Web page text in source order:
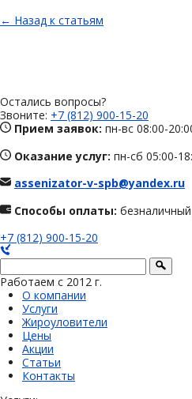
← Назад к статьям
Остались вопросы?
Звоните: +7 (812) 900-15-20
Прием заявок: пн-вс 08:00-
Оказание услуг: пн-сб 05:00-
assenizator-v-spb@yandex.ru
Способы оплаты:
+7 (812) 900-15-20
Работаем с 2012 г.
О компании
Услуги
Жироуловители
Цены
Акции
Статьи
Контакты